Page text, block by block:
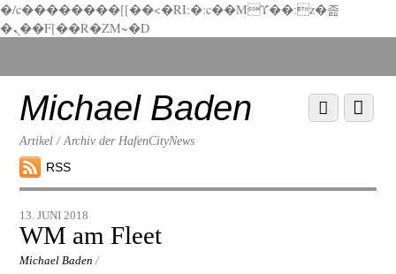
�/c��������[[��<�RI:�:c��MΎ��:z�졾
�ܢ��F[��R�ZM~�D
down
contentMichael Baden
Artikel / Archiv der HafenCityNews
RSS
Menu
Scroll
down
13. JUNI 2018
WM am Fleet
Michael Baden /